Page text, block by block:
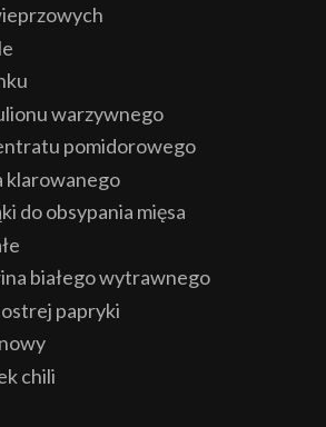
warzywnego
pomidorowego
klarowanego
do obsypania mięsa
białego wytrawnego
papryki
chili